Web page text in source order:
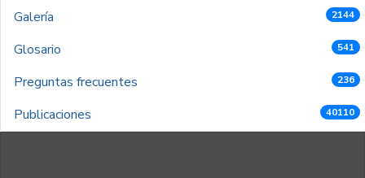
Galería 2144
Glosario 541
Preguntas frecuentes 236
Publicaciones 40110